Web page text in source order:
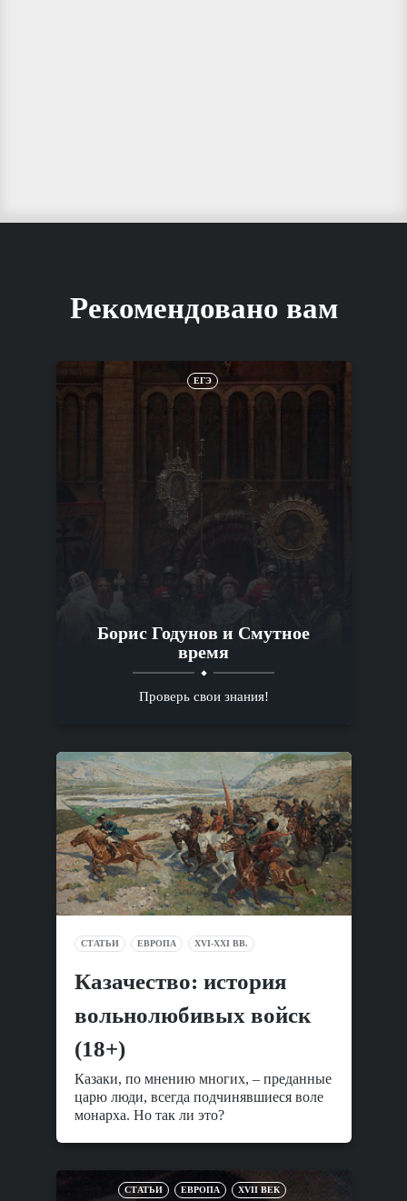
Рекомендовано вам
ЕГЭ
Борис Годунов и Смутное
время
Проверь свои знания!
СТАТЬИ ЕВРОПА XVI-XXI ВВ.
Казачество: история
вольнолюбивых войск
(18+)
Казаки, по мнению многих, – преданные
царю люди, всегда подчинявшиеся воле
монарха. Но так ли это?
СТАТЬИ ЕВРОПА XVII ВЕК